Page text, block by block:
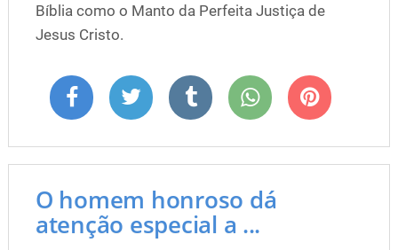
Bíblia como o Manto da Perfeita Justiça de
Jesus Cristo.
O homem honroso dá
atenção especial a ...